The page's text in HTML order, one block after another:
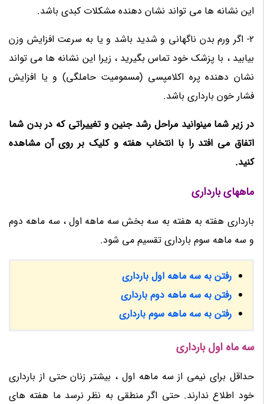
این نشانه ها می تواند نشان دهنده مشکلات کبدی باشد.
2- اگر ورم بدن ناگهانی و شدید باشد و یا به سرعت افزایش وزن
بیابید ، با پزشک خود تماس بگیرید ، زیرا این نشانه ها می تواند
نشان دهنده پره اکلامپسی (مسمومیت حاملگی) و یا افزایش
فشار خون بارداری باشد.
در زیر شما مینوانید مراحل رشد جنین و تغییراتی که در بدن شما
اتفاق می افتد را با انتخاب هفته و کلیک بر روی آن مشاهده
کنید.
ماههای بارداری
بارداری هفته به هفته به سه بخش سه ماهه اول ، سه ماهه دوم
و سه ماهه سوم بارداری تقسیم می شود.
رفتن به سه ماهه اول بارداری
رفتن به سه ماهه دوم بارداری
رفتن به سه ماهه سوم بارداری
سه ماه اول بارداری
حداقل برای نیمی از سه ماهه اول ، بیشتر زنان حتی از بارداری
خود اطلاع ندارند. حتی اگر منطقی به نظر نرسد ما هفته های